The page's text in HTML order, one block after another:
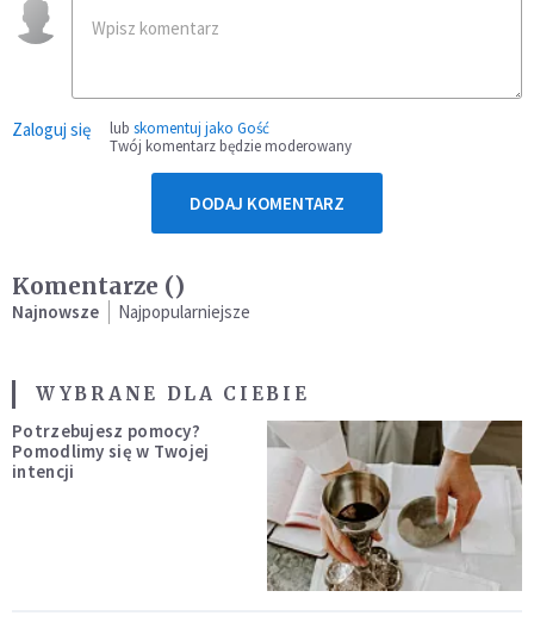
Zaloguj się lub skomentuj jako Gość
Twój komentarz będzie moderowany
DODAJ KOMENTARZ
Komentarze ()
Najnowsze Najpopularniejsze
WYBRANE DLA CIEBIE
Potrzebujesz pomocy?
Pomodlimy się w Twojej
intencji